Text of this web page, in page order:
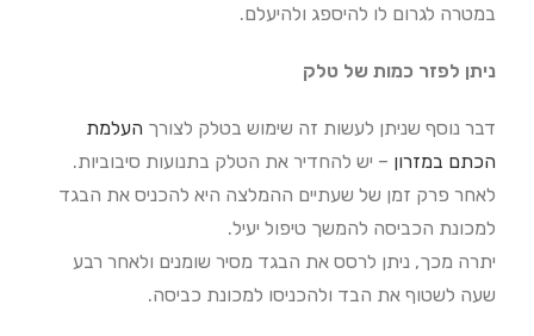
במטרה לגרום לו להיספג ולהיעלם.
ניתן לפזר כמות של טלק
דבר נוסף שניתן לעשות זה שימוש בטלק לצורך העלמת
הכתם במזרון – יש להחדיר את הטלק בתנועות סיבוביות.
לאחר פרק זמן של שעתיים ההמלצה היא להכניס את הבגד
למכונת הכביסה להמשך טיפול יעיל.
יתרה מכך, ניתן לרסס את הבגד מסיר שומנים ולאחר רבע
שעה לשטוף את הבד ולהכניסו למכונת כביסה.